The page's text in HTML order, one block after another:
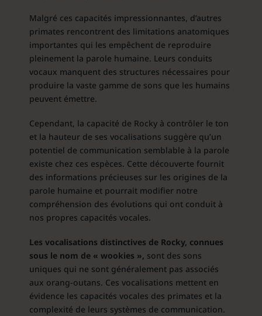
Malgré ces capacités impressionnantes, d’autres
primates rencontrent des limitations anatomiques
importantes qui les empêchent de reproduire
pleinement la parole humaine. Leurs conduits
vocaux manquent des structures nécessaires pour
produire la vaste gamme de sons que les humains
peuvent émettre.
Cependant, la capacité de Rocky à contrôler le ton
et la hauteur de ses vocalisations suggère qu’un
potentiel de communication semblable à la parole
existe chez ces espèces. Cette découverte fournit
des informations précieuses sur les origines de la
parole humaine et pourrait modifier notre
compréhension des évolutions qui ont conduit à
nos propres capacités vocales.
Les vocalisations distinctives de Rocky, connues
sous le nom de « wookies », sont des sons
uniques qui ne sont généralement pas associés
aux orang-outans. Ces vocalisations mettent en
évidence les capacités vocales des primates et la
complexité de leurs systèmes de communication.